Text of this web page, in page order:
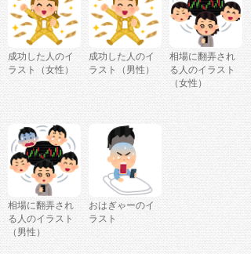
成功した人のイ
ラスト（女性）
成功した人のイ
ラスト（男性）
相場に翻弄され
る人のイラスト
（女性）
相場に翻弄され
る人のイラスト
（男性）
おはぎゃーのイ
ラスト